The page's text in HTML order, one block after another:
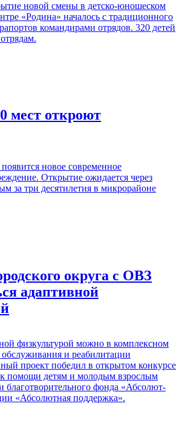
новой смены в детско-юношеском
«Родина» началось с традиционного
командирами отрядов. 320 детей
мест откроют
новое современное
Открытие ожидается через
за три десятилетия в микрорайоне
округа с ОВЗ
адаптивной
физкультурой можно в комплексном
и реабилитации
проект победил в открытом конкурсе
помощи детям и молодым взрослым
благотворительного фонда «Абсолют-
«Абсолютная поддержка».